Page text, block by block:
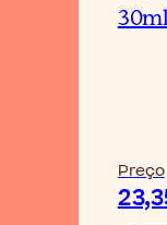
30ml
Preço